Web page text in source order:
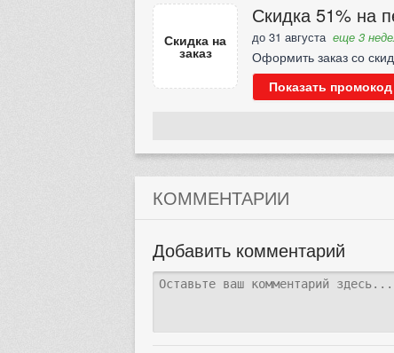
Скидка на
заказ
Скидка 51% на
до 31 августа еще 3
Оформить заказ со
Показать промокод
КОММЕНТАРИИ
Добавить комментарий